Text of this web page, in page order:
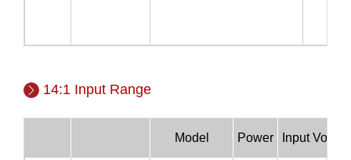
14:1 Input Range
Model Power Input